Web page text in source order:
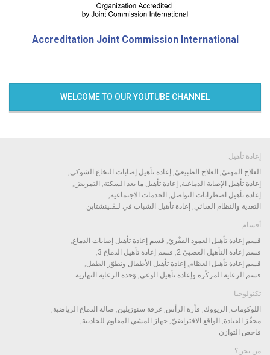
Accreditation Joint Commission International
WELCOME TO OUR YOUTUBE CHANNEL
إعادة تأهيل
العلاج المهنيّ العلاج الطبيعيّ إعادة تأهيل إصابات النخاع الشوكي
إعادة تأهيل الإصابة الدماغية إعادة تأهيل ما بعد السكتة التمريض
إعادة تأهيل اضطرابات التواصل الخدمات الاجتماعية
التغذية والنظام الغذائي إعادة تأهيل الشباب في لـﭭـينشتاين
أقسام
قسم إعادة تأهيل العمود الفقْريّ قسم إعادة تأهيل إصابات الدماغ
قسم إعادة التأهيل العصبيّ 2
قسم إعادة تأهيل الدماغ 3
قسم إعادة تأهيل العظام إعادة تأهيل الأطفال وتطوّر الطفل
قسم الرعاية المركّزة وإعادة تأهيل الوعي وَحدة الرعاية النهارية
تكنولوجيا
اللوكومات الريووك فأرة الرأس غرفة سنوزيلين صالة الدماغ الرياضية
محفّز القيادة الواقع الافتراضيّ جهاز المشي المقاوم للجاذبية
فاحص التوازن
من نحن؟